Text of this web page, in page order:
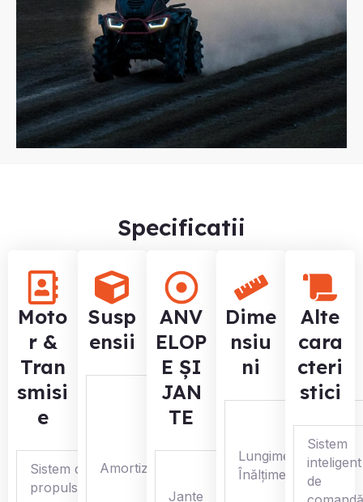
Specificatii
Moto
r &
Tran
smisi
e
Sistem de
propulsie
Benzină
Susp
ensii
Amortizoare
reglabile, cu
arcuri
progresive
ANV
ELOP
E ȘI
JAN
TE
Jante
14″,
aluminiu
Dime
nsiu
ni
Lungime/Lățime/
Înălțime vehicul
Alte
cara
cteri
stici
Sistem
inteligent
de